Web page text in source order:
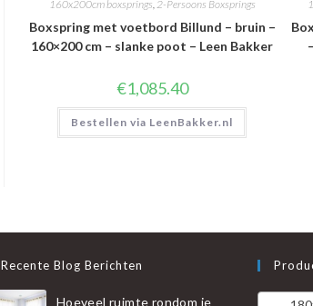
160x200cm boxsprings,2-Persoons Boxsprings
Boxspring met voetbord Billund – bruin –
160×200 cm – slanke poot – Leen Bakker
€1,085.40
Bestellen via LeenBakker.nl
Recente Blog Berichten
Hoeveel ruimte rondom je